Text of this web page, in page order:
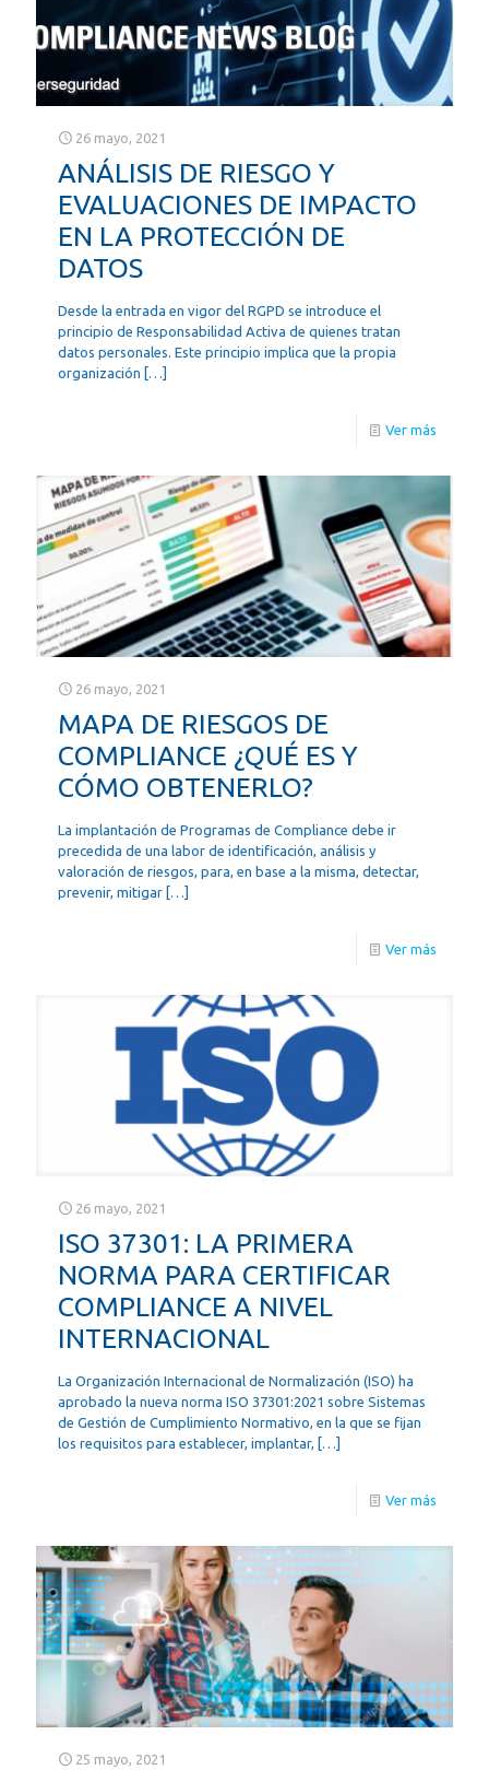
26 mayo, 2021
ANÁLISIS DE RIESGO Y
EVALUACIONES DE IMPACTO
EN LA PROTECCIÓN DE
DATOS
Desde la entrada en vigor del RGPD se introduce el
principio de Responsabilidad Activa de quienes tratan
datos personales. Este principio implica que la propia
organización […]
Ver más
26 mayo, 2021
MAPA DE RIESGOS DE
COMPLIANCE ¿QUÉ ES Y
CÓMO OBTENERLO?
La implantación de Programas de Compliance debe ir
precedida de una labor de identificación, análisis y
valoración de riesgos, para, en base a la misma, detectar,
prevenir, mitigar […]
Ver más
26 mayo, 2021
ISO 37301: LA PRIMERA
NORMA PARA CERTIFICAR
COMPLIANCE A NIVEL
INTERNACIONAL
La Organización Internacional de Normalización (ISO) ha
aprobado la nueva norma ISO 37301:2021 sobre Sistemas
de Gestión de Cumplimiento Normativo, en la que se fijan
los requisitos para establecer, implantar, […]
Ver más
25 mayo, 2021